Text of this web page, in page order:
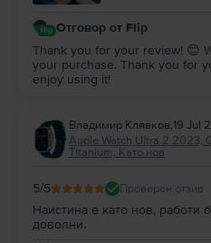
Отговор от Flip
Thank you for your review! 😊
your purchase. Thank you for
enjoy using it!
Владимир Клявков,19 Jul
Apple Watch Ultra 2 2023,
Titanium, Като нов
5/5 Проверен отзив
Наистина е като нов, работи
доволни.